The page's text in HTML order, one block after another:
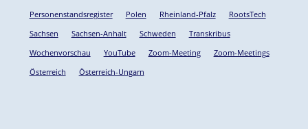
Personenstandsregister
Polen Rheinland-Pfalz
RootsTech
Sachsen
Sachsen-Anhalt Schweden
Transkribus
Wochenvorschau
YouTube Zoom-Meeting
Zoom-Meetings
Österreich
Österreich-Ungarn